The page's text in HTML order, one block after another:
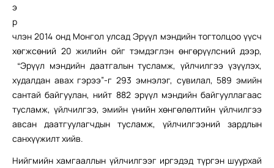
э
р
члэн 2014 онд Монгол улсад Эрүүл мэндийн тогтолцоо үүсч
хөгжсөний 20 жилийн ойг тэмдэглэн өнгөрүүлсний дээр,
“Эрүүл мэндийн даатгалын тусламж, үйлчилгээ үзүүлэх,
худалдан авах гэрээ”-г 293 эмнэлэг, сувилал, 589 эмийн
сантай байгуулан, нийт 882 эрүүл мэндийн байгууллагаас
тусламж, үйлчилгээ, эмийн үнийн хөнгөлөлтийн үйлчилгээ
авсан даатгуулагчдын тусламж, үйлчилгээний зардлын
санхүүжилт хийв.
Нийгмийн хамгааллын үйлчилгээг иргэдэд түргэн шуурхай